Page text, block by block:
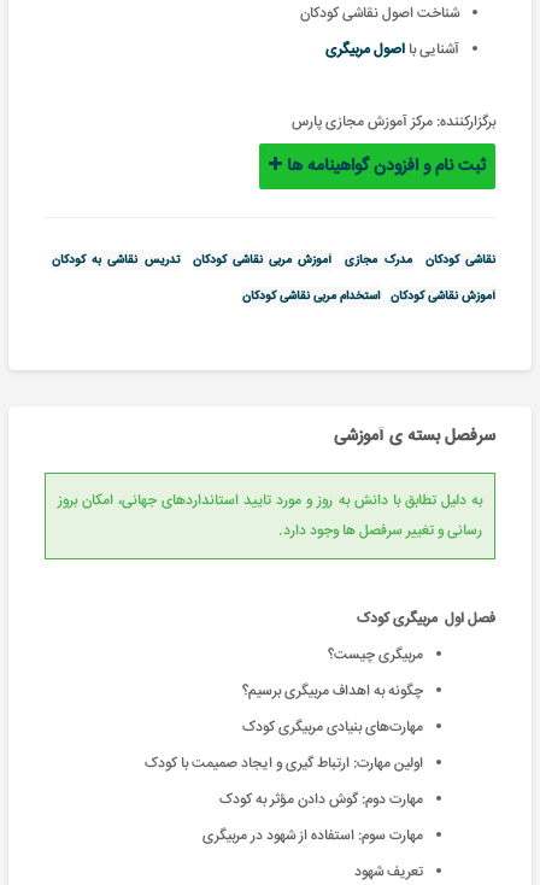
شناخت اصول نقاشی کودکان
آشنایی با اصول مربیگری
برگزارکننده: مرکز آموزش مجازی پارس
ثبت نام و افزودن گواهینامه ها
نقاشی کودکان مدرک مجازی آموزش مربی نقاشی کودکان
تدریس نقاشی به کودکان
آموزش نقاشی کودکان استخدام مربی نقاشی کودکان
سرفصل بسته ی آموزشی
به دلیل تطابق با دانش به روز و مورد تایید استانداردهای جهانی، امکان بروز
رسانی و تغییر سرفصل ها وجود دارد.
فصل اول مربیگری کودک
مربیگری چیست؟
چگونه به اهداف مربیگری برسیم؟
مهارت‌‌های بنیادی مربیگری کودک
اولین مهارت: ارتباط گیری و ایجاد صمیمت با کودک
مهارت دوم: گوش دادن مؤثر به کودک
مهارت سوم: استفاده از شهود در مربیگری
تعریف شهود